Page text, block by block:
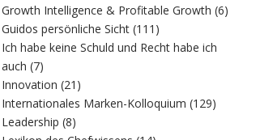
Growth Intelligence & Profitable Growth (6)
Guidos persönliche Sicht (111)
Ich habe keine Schuld und Recht habe ich
auch (7)
Innovation (21)
Internationales Marken-Kolloquium (129)
Leadership (8)